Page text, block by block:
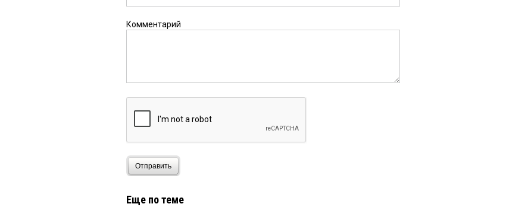
Комментарий
Отправить
Еще по теме